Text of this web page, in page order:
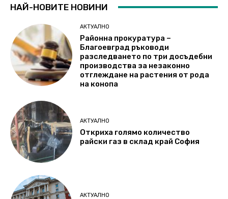
НАЙ-НОВИТЕ НОВИНИ
АКТУАЛНО
Районна прокуратура –
Благоевград ръководи
разследването по три досъдебни
производства за незаконно
отглеждане на растения от рода
на конопа
АКТУАЛНО
Откриха голямо количество
райски газ в склад край София
АКТУАЛНО